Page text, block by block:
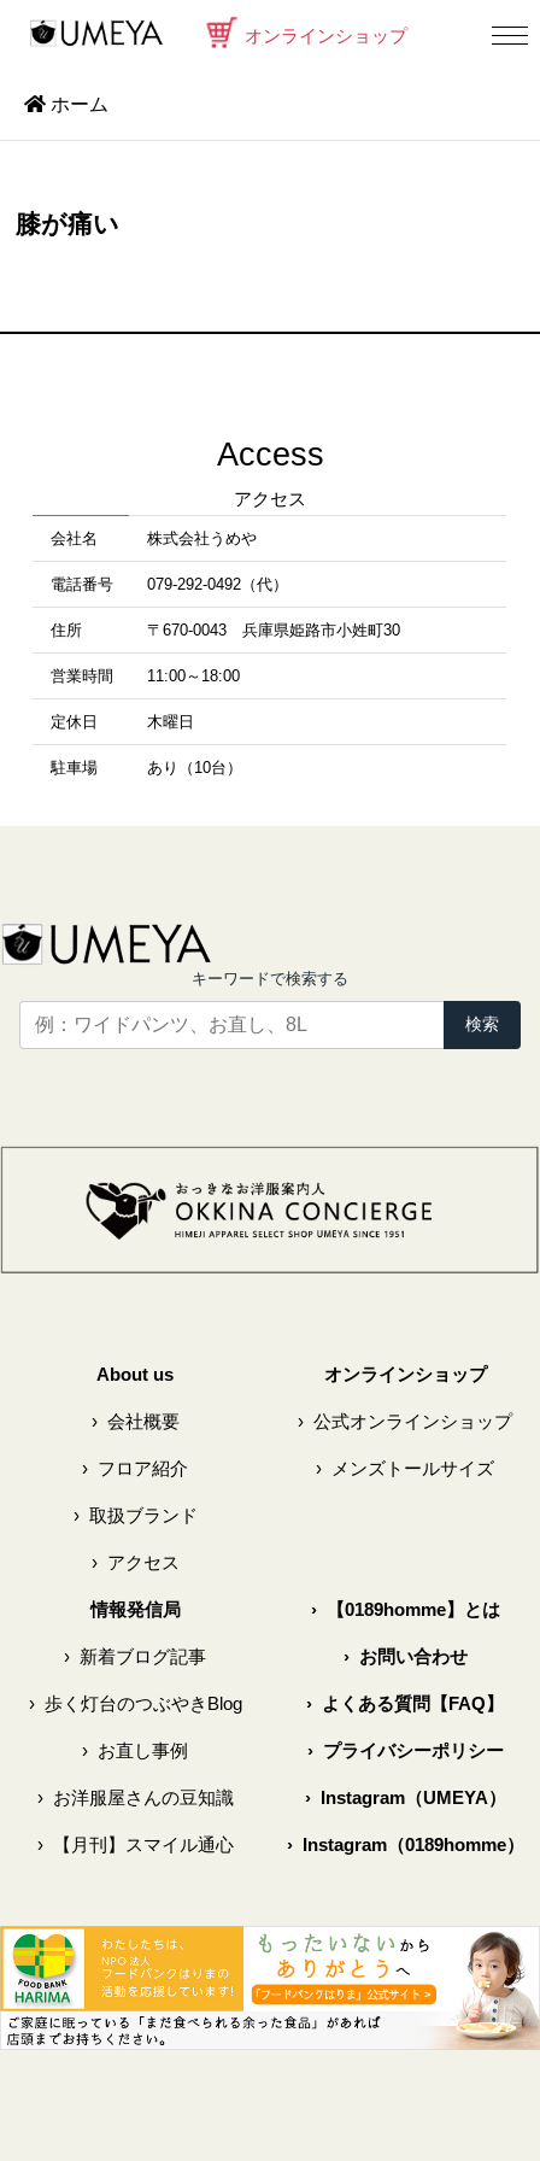
オンラインショップ
ホーム
膝が痛い
Access
アクセス
会社名 株式会社うめや
電話番号 079-292-0492（代）
住所 〒670-0043 兵庫県姫路市小姓町30
営業時間 11:00～18:00
定休日 木曜日
駐車場 あり（10台）
キーワードで検索する
検索
About us
›会社概要
› フロア紹介
›取扱ブランド
›アクセス
オンラインショップ
› 公式オンラインショップ
› メンズトールサイズ
情報発信局
› 新着ブログ記事
›歩く灯台のつぶやきBlog
› お直し事例
›お洋服屋さんの豆知識
›【月刊】スマイル通心
›【0189homme】とは
›お問い合わせ
› よくある質問【FAQ】
›プライバシーポリシー
›Instagram（UMEYA）
›Instagram（0189homme）